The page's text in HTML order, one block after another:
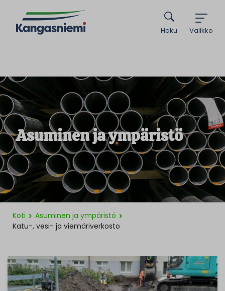
Valikko
Haku
Asuminen ja ympäristö
Koti
Asuminen ja ympäristö
Katu-, vesi- ja viemäriverkosto